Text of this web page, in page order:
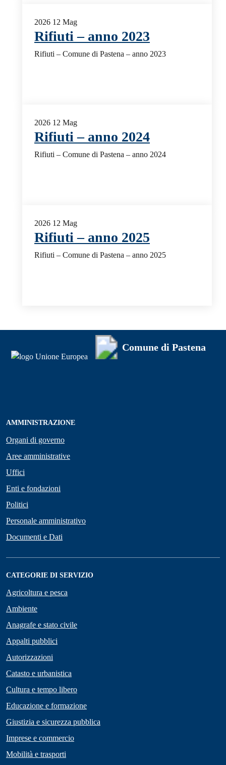
2026 12 Mag
Rifiuti – anno 2023
Rifiuti – Comune di Pastena – anno 2023
2026 12 Mag
Rifiuti – anno 2024
Rifiuti – Comune di Pastena – anno 2024
2026 12 Mag
Rifiuti – anno 2025
Rifiuti – Comune di Pastena – anno 2025
Comune di Pastena
AMMINISTRAZIONE
Organi di governo
Aree amministrative
Uffici
Enti e fondazioni
Politici
Personale amministrativo
Documenti e Dati
CATEGORIE DI SERVIZIO
Agricoltura e pesca
Ambiente
Anagrafe e stato civile
Appalti pubblici
Autorizzazioni
Catasto e urbanistica
Cultura e tempo libero
Educazione e formazione
Giustizia e sicurezza pubblica
Imprese e commercio
Mobilità e trasporti